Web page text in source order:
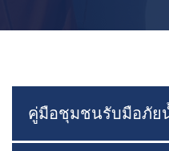
คู่มือชุมชนรับมือภัย